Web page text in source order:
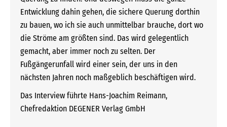
Entwicklung dahin gehen, die sichere Querung dorthin
zu bauen, wo ich sie auch unmittelbar brauche, dort wo
die Ströme am größten sind. Das wird gelegentlich
gemacht, aber immer noch zu selten. Der
Fußgängerunfall wird einer sein, der uns in den
nächsten Jahren noch maßgeblich beschäftigen wird.
Das Interview führte Hans-Joachim Reimann,
Chefredaktion DEGENER Verlag GmbH